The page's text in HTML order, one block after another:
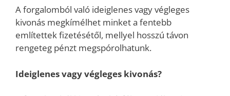
A forgalomból való ideiglenes vagy végleges
kivonás megkímélhet minket a fentebb
említettek fizetésétől, mellyel hosszú távon
rengeteg pénzt megspórolhatunk.
Ideiglenes vagy végleges kivonás?